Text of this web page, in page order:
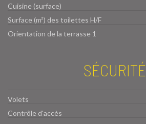
Cuisine (surface)
Surface (m²) des toilettes H/F
Orientation de la terrasse 1
SÉCURITÉ
Volets
Contrôle d'accès